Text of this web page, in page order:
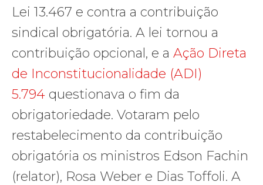
Lei 13.467 e contra a contribuição
sindical obrigatória. A lei tornou a
contribuição opcional, e a Ação Direta
de Inconstitucionalidade (ADI)
5.794 questionava o fim da
obrigatoriedade. Votaram pelo
restabelecimento da contribuição
obrigatória os ministros Edson Fachin
(relator), Rosa Weber e Dias Toffoli. A